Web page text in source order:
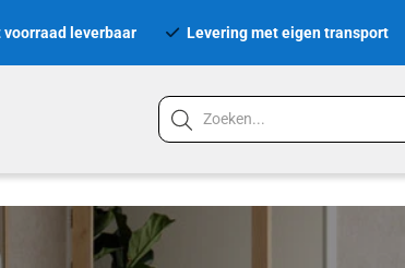
leverbaar Levering met eigen transport